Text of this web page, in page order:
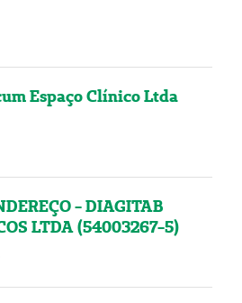
Espaço Clínico Ltda
- DIAGITAB
LTDA (54003267-5)